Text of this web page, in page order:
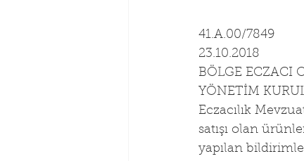
41.A.00/7849
23.10.2018
BÖLGE ECZACI
YÖNETİM
Eczacılık
satışı olan
yapılan